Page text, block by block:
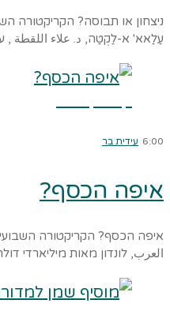
ניצחון או תבוסה? הקריקטורה
עַלַאא' א-לַקְטַה, د. علاء اللقطة
6:00 עידית בר
איפה הכסף?
איפה הכסף? הקריקטורה
العرب, לונדון מאות מיליארדי